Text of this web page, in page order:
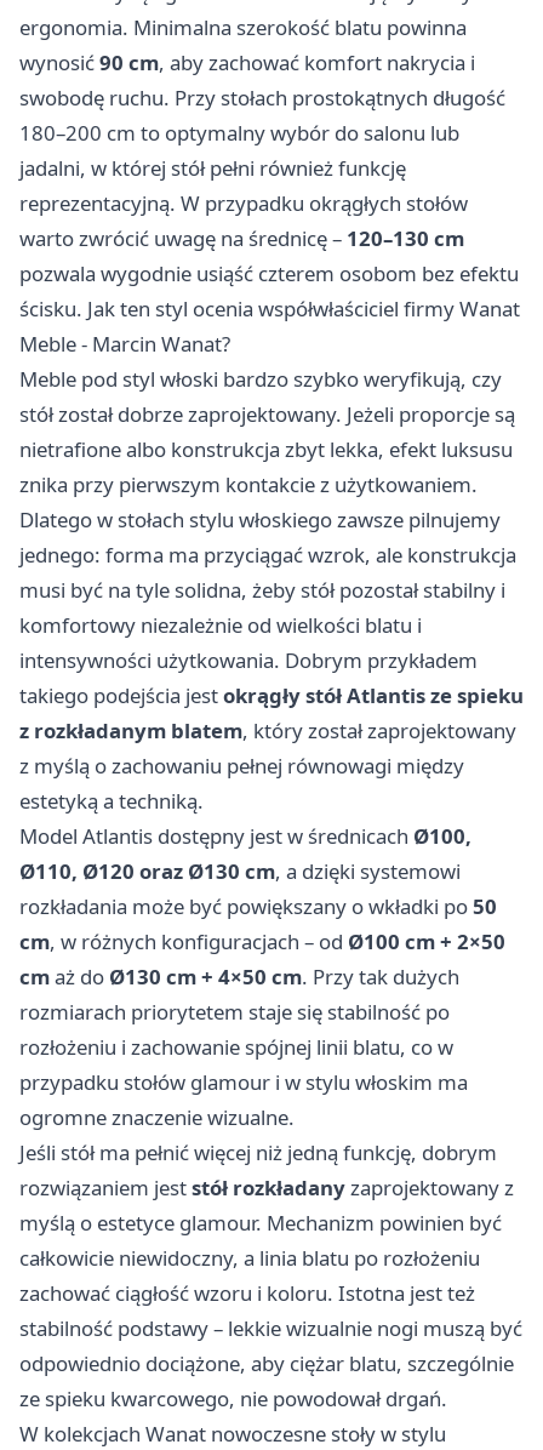
ergonomia. Minimalna szerokość blatu powinna
wynosić90 cm, aby zachować komfort nakrycia i
swobodę ruchu. Przy stołach prostokątnych długość
180–200 cm to optymalny wybór do salonu lub
jadalni, w której stół pełni również funkcję
reprezentacyjną. W przypadku okrągłych stołów
warto zwrócić uwagę na średnicę – 120–130 cm
pozwala wygodnie usiąść czterem osobom bez efektu
ścisku. Jak ten styl ocenia współwłaściciel firmy Wanat
Meble - Marcin Wanat?
Meble pod styl włoski bardzo szybko weryfikują, czy
stół został dobrze zaprojektowany. Jeżeli proporcje są
nietrafione albo konstrukcja zbyt lekka, efekt luksusu
znika przy pierwszym kontakcie z użytkowaniem.
Dlatego w stołach stylu włoskiego zawsze pilnujemy
jednego: forma ma przyciągać wzrok, ale konstrukcja
musi być na tyle solidna, żeby stół pozostał stabilny i
komfortowy niezależnie od wielkości blatu i
intensywności użytkowania. Dobrym przykładem
takiego podejścia jestokrągły stół Atlantis ze spieku
z rozkładanym blatem, który został zaprojektowany
z myślą o zachowaniu pełnej równowagi między
estetyką a techniką.
Model Atlantis dostępny jest w średnicach Ø100,
Ø110, Ø120 oraz Ø130 cm, a dzięki systemowi
rozkładania może być powiększany o wkładki po50
cm, w różnych konfiguracjach – od Ø100 cm + 2×50
cmaż do Ø130 cm + 4×50 cm. Przy tak dużych
rozmiarach priorytetem staje się stabilność po
rozłożeniu i zachowanie spójnej linii blatu, co w
przypadku stołów glamour i w stylu włoskim ma
ogromne znaczenie wizualne.
Jeśli stół ma pełnić więcej niż jedną funkcję, dobrym
rozwiązaniem jeststół rozkładanyzaprojektowany z
myślą o estetyce glamour. Mechanizm powinien być
całkowicie niewidoczny, a linia blatu po rozłożeniu
zachować ciągłość wzoru i koloru. Istotna jest też
stabilność podstawy – lekkie wizualnie nogi muszą być
odpowiednio dociążone, aby ciężar blatu, szczególnie
ze spieku kwarcowego, nie powodował drgań.
W kolekcjach Wanat nowoczesne stoły w stylu